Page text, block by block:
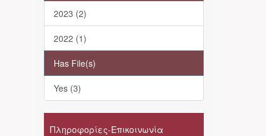
2023 (2)
2022 (1)
Has File(s)
Yes (3)
Πληροφορίες-Επικοινωνία